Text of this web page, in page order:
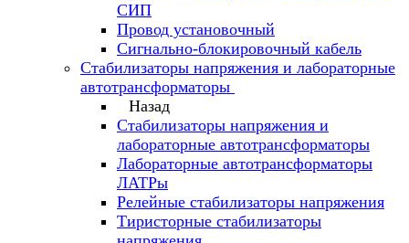
СИП
Провод установочный
Сигнально-блокировочный кабель
Стабилизаторы напряжения и лабораторные
автотрансформаторы
Назад
Стабилизаторы напряжения и
лабораторные автотрансформаторы
Лабораторные автотрансформаторы
ЛАТРы
Релейные стабилизаторы напряжения
Тиристорные стабилизаторы